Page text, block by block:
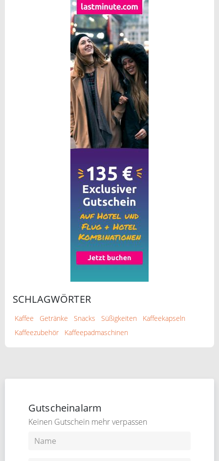
SCHLAGWÖRTER
Kaffee Getränke Snacks Süßigkeiten
Kaffeekapseln
Kaffeezubehör
Kaffeepadmaschinen
Gutscheinalarm
Keinen Gutschein mehr verpassen